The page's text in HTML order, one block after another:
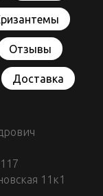
Отзывы
Доставка
11к1